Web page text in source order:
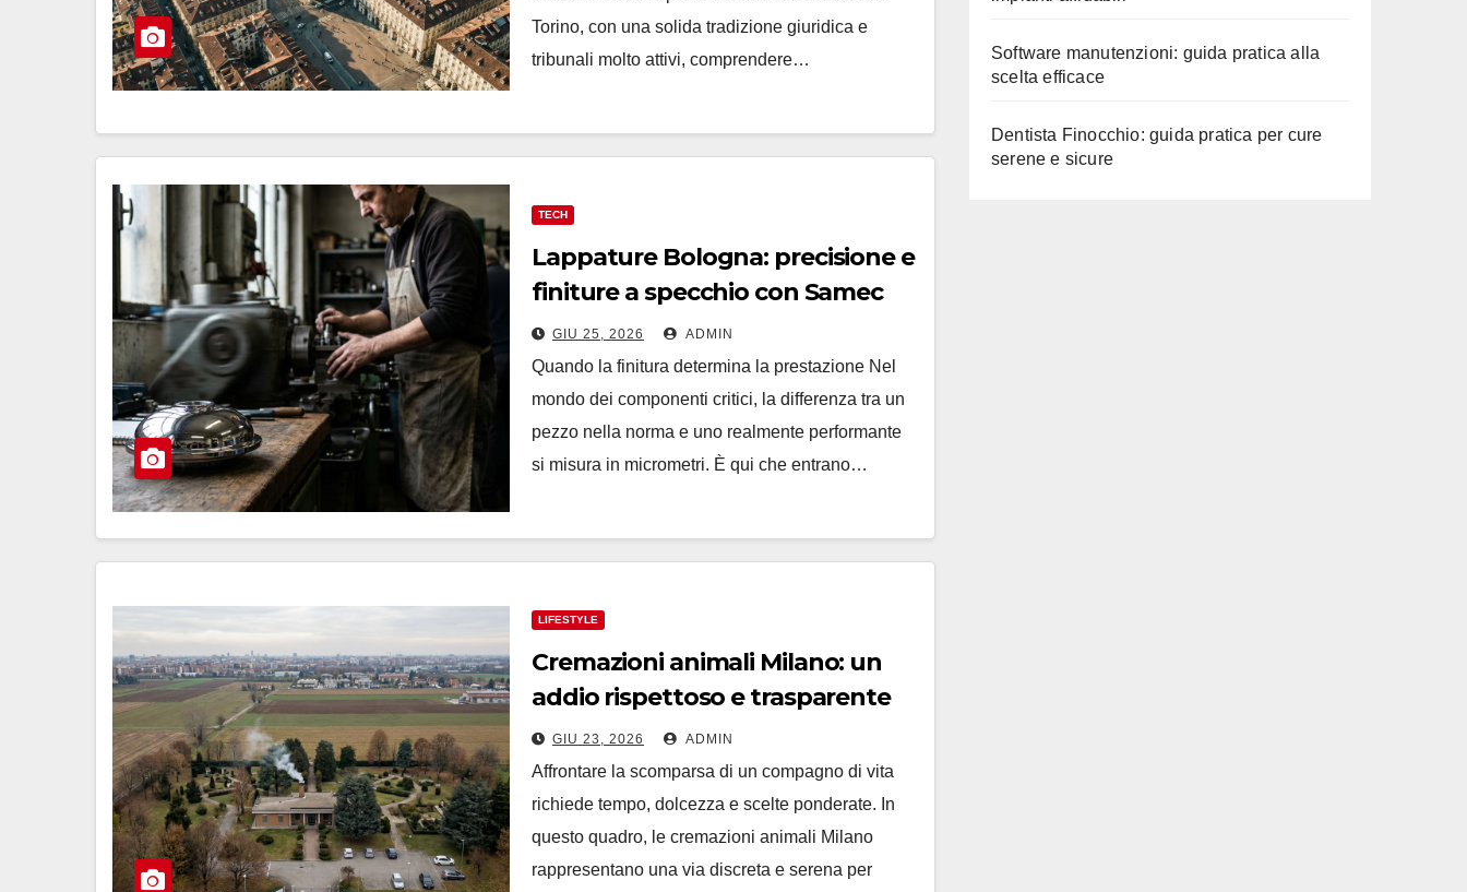
Torino, con una solida tradizione giuridica e
tribunali molto attivi, comprendere…
TECH
Lappature Bologna: precisione e
finiture a specchio con Samec
GIU 25, 2026 ADMIN
Quando la finitura determina la prestazione Nel
mondo dei componenti critici, la differenza tra un
pezzo nella norma e uno realmente performante
si misura in micrometri. È qui che entrano…
LIFESTYLE
Cremazioni animali Milano: un
addio rispettoso e trasparente
GIU 23, 2026 ADMIN
Affrontare la scomparsa di un compagno di vita
richiede tempo, dolcezza e scelte ponderate. In
questo quadro, le cremazioni animali Milano
rappresentano una via discreta e serena per
Software manutenzioni: guida pratica alla
scelta efficace
Dentista Finocchio: guida pratica per cure
serene e sicure